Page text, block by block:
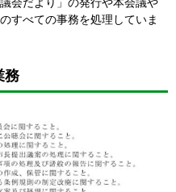
すべての事務を処理していま
務